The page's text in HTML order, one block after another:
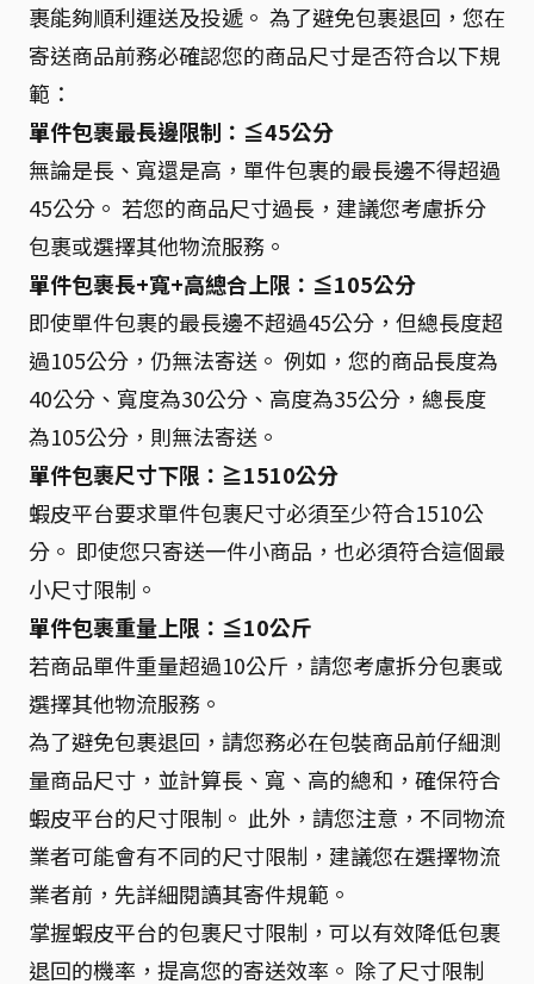
裹能夠順利運送及投遞。 為了避免包裹退回，您在
寄送商品前務必確認您的商品尺寸是否符合以下規
範：
單件包裹最長邊限制：≦45公分
無論是長、寬還是高，單件包裹的最長邊不得超過
45公分。 若您的商品尺寸過長，建議您考慮拆分
包裹或選擇其他物流服務。
單件包裹長+寬+高總合上限：≦105公分
即使單件包裹的最長邊不超過45公分，但總長度超
過105公分，仍無法寄送。 例如，您的商品長度為
40公分、寬度為30公分、高度為35公分，總長度
為105公分，則無法寄送。
單件包裹尺寸下限：≧1510公分
蝦皮平台要求單件包裹尺寸必須至少符合1510公
分。 即使您只寄送一件小商品，也必須符合這個最
小尺寸限制。
單件包裹重量上限：≦10公斤
若商品單件重量超過10公斤，請您考慮拆分包裹或
選擇其他物流服務。
為了避免包裹退回，請您務必在包裝商品前仔細測
量商品尺寸，並計算長、寬、高的總和，確保符合
蝦皮平台的尺寸限制。 此外，請您注意，不同物流
業者可能會有不同的尺寸限制，建議您在選擇物流
業者前，先詳細閱讀其寄件規範。
掌握蝦皮平台的包裹尺寸限制，可以有效降低包裹
退回的機率，提高您的寄送效率。 除了尺寸限制